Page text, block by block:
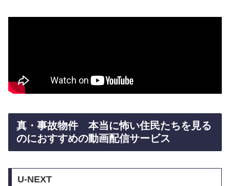
真・事故物件 本当に怖い住民たちを見る
のにおすすめの動画配信サービス
U-NEXT